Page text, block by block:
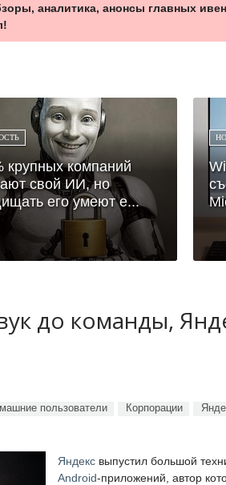
аналитика, анонсы главных
крупных компаний
свой ИИ, но
его умеют е...
до команды,
пользователи Корпорации
Яндекс выпустил большой
Android-приложений, автор